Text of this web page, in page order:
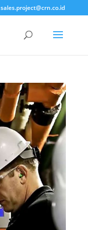
sales.project@crn.co.id